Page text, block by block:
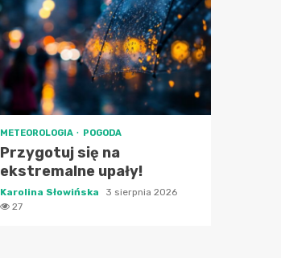
METEOROLOGIA POGODA
Przygotuj się na
ekstremalne upały!
Karolina Słowińska
3 sierpnia 2026
27